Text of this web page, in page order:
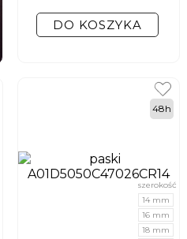
DO KOSZYKA
szerokość
14 mm
16 mm
18 mm
48h